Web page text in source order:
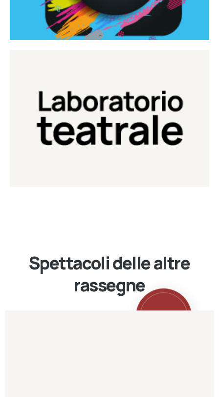
Laboratorio Teatrale
Laboratorio di teatro del Teatro Eduardo de Filippo
Continua
Spettacoli delle altre
rassegne